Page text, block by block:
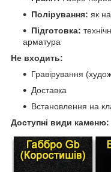
Полірування: як
Підготовка:
арматура
Не входить:
Гравірування
Доставка
Встановлення на
Доступні види каменю: